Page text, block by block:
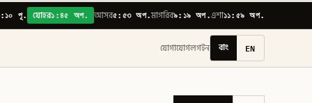
পূ. যোহর১:৪৫ অপ. আসর৫:৫৩ অপ.মাগরিব৯:১৯ অপ.এশা১১:৫৯ অপ.
যোগাযোগলগইন বাং EN